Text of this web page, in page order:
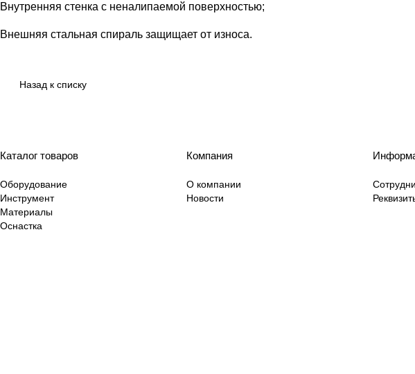
Внутренняя стенка с неналипаемой поверхностью;
Внешняя стальная спираль защищает от износа.
Назад к списку
Каталог товаров
Оборудование
Инструмент
Материалы
Оснастка
Компания
О компании
Новости